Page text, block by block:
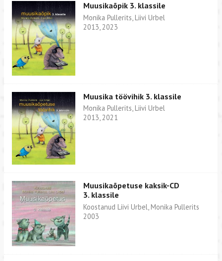
Muusikaõpik 3. klassile
Monika Pullerits, Liivi Urbel
2013, 2023
Muusika töövihik 3. klassile
Monika Pullerits, Liivi Urbel
2013, 2021
Muusikaõpetuse kaksik-CD
3. klassile
Koostanud Liivi Urbel, Monika Pullerits
2003